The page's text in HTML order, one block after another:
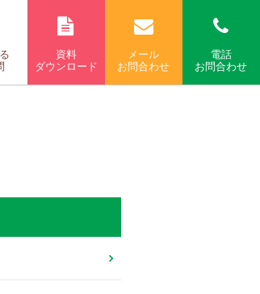
資料
ダウンロード
メール
お問合わせ
電話
お問合わせ